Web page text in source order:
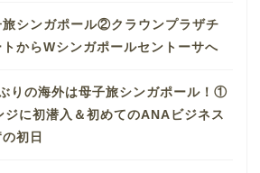
旅シンガポール②クラウンプラザチ
からWシンガポールセントーサへ
りの海外は母子旅シンガポール！①
ジに初潜入＆初めてのANAビジネス
初日